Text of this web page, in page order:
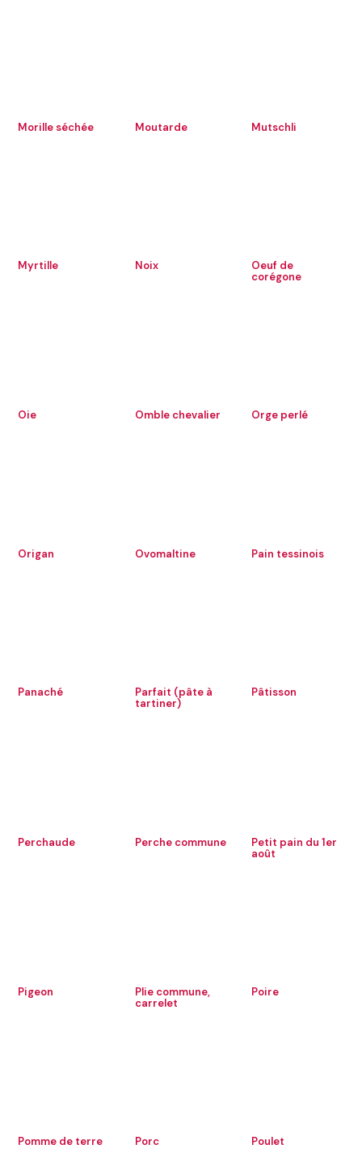
Morille séchée Moutarde Mutschli
Myrtille Noix
Oeuf de
corégone
Oie Omble chevalier Orge perlé
Origan Ovomaltine Pain tessinois
Panaché
Parfait (pâte à
tartiner)
Pâtisson
Perchaude Perche commune
Petit pain du 1er
août
Pigeon
Plie commune,
carrelet
Poire
Pomme de terre Porc Poulet